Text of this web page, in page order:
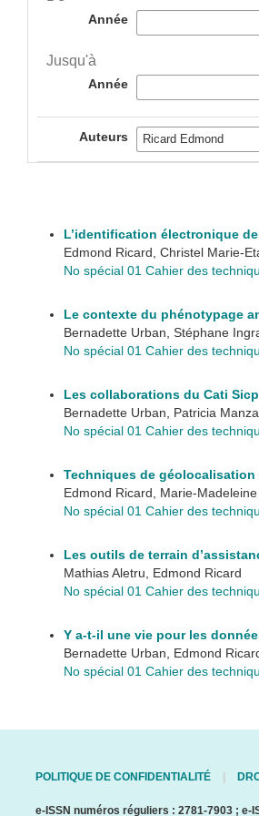
Année
Jusqu'à
Année
Auteurs
L’identification électronique
Edmond Ricard, Christel Marie-
No spécial 01 Cahier des
Le contexte du phénotypage
Bernadette Urban, Stéphane
No spécial 01 Cahier des
Les collaborations du Cati
Bernadette Urban, Patricia
No spécial 01 Cahier des
Techniques de
Edmond Ricard, Marie-
No spécial 01 Cahier des
Les outils de terrain
Mathias Aletru, Edmond Ricard
No spécial 01 Cahier des
Y a-t-il une vie pour les
Bernadette Urban, Edmond
No spécial 01 Cahier des
POLITIQUE DE CONFIDENTIALITÉ
e-ISSN numéros réguliers : 2781-7903 ; e-